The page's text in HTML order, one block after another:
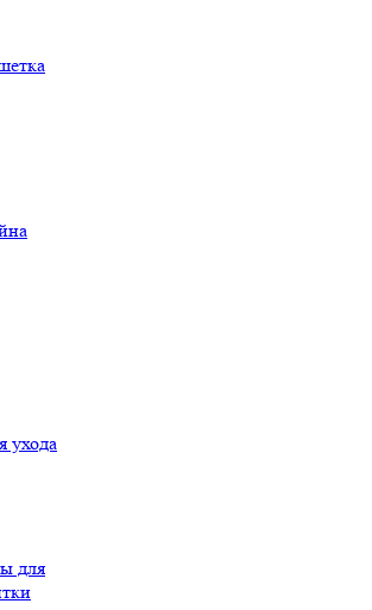
ухода
для